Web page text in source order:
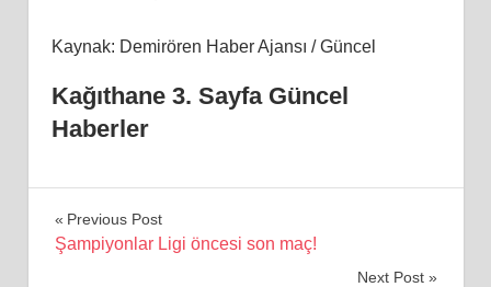
Kaynak: Demirören Haber Ajansı / Güncel
Kağıthane 3. Sayfa Güncel
Haberler
Yazı
Previous Post
Şampiyonlar Ligi öncesi son maç!
Next Post